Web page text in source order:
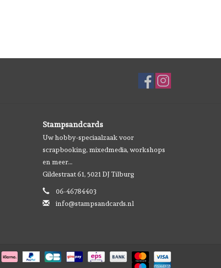
Stampsandcards
Uw hobby-speciaalzaak voor
scrapbooking, mixedmedia, workshops
en meer...
Gildestraat 61, 5021 DJ Tilburg
06-46784403
info@stampsandcards.nl